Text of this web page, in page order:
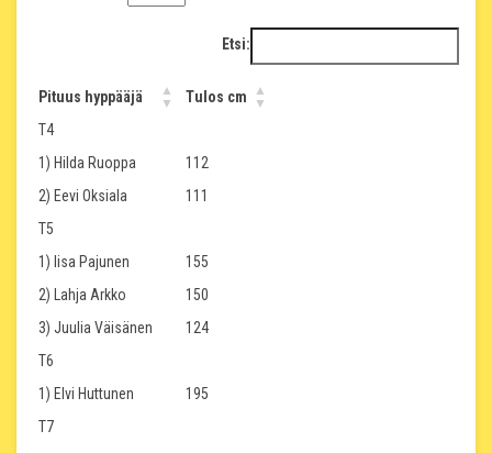
Etsi:
Pituus hyppääjä
Tulos cm
T4
1) Hilda Ruoppa
112
2) Eevi Oksiala
111
T5
1) Iisa Pajunen
155
2) Lahja Arkko
150
3) Juulia Väisänen
124
T6
1) Elvi Huttunen
195
T7